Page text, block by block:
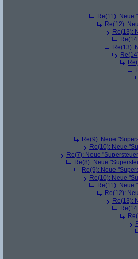
Re(11): Neue
Re(12):
Re(13):
Re(13):
Re(9): Neue
Re(10): Neue
Re(7): Neue
Re(8): Neue
Re(9): Neue
Re(10): Neue
Re(11): Neue
Re(12):
Re(13):